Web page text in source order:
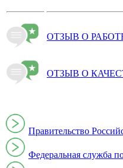
ОТЗЫВ О
ОТЗЫВ О
Правительство
Федеральная служба